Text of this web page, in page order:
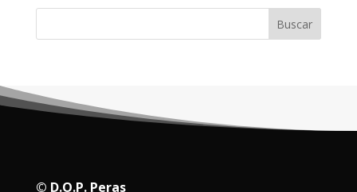
Buscar
© D.O.P. Peras